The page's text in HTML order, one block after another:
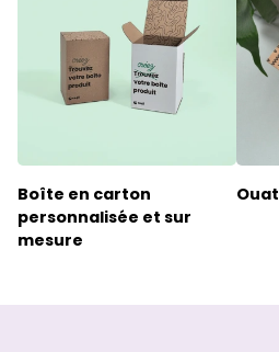
Boîte en carton
personnalisée et sur
mesure